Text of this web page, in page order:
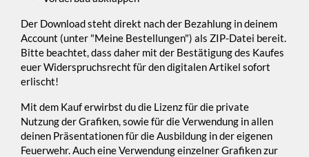
Der Download steht direkt nach der Bezahlung in deinem
Account (unter "Meine Bestellungen") als ZIP-Datei bereit.
Bitte beachtet, dass daher mit der Bestätigung des Kaufes
euer Widerspruchsrecht für den digitalen Artikel sofort
erlischt!
Mit dem Kauf erwirbst du die Lizenz für die private
Nutzung der Grafiken, sowie für die Verwendung in allen
deinen Präsentationen für die Ausbildung in der eigenen
Feuerwehr. Auch eine Verwendung einzelner Grafiken zur